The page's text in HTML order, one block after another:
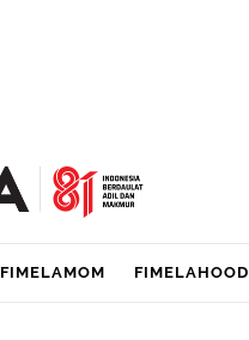
FIMELAMOM FIMELAHOOD